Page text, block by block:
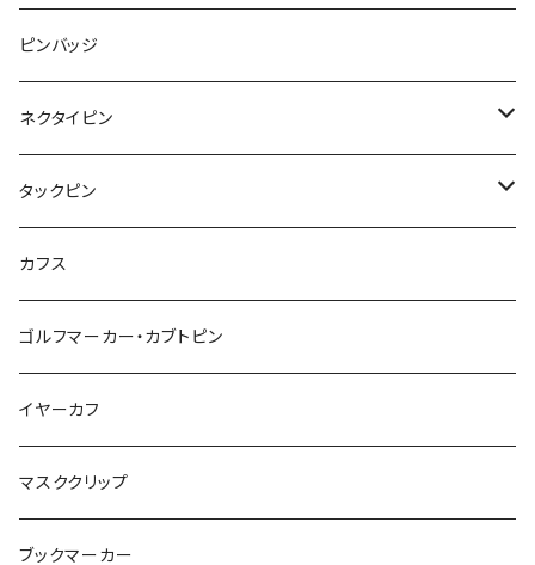
こいのぼり
マーブル
カメオ
星
鳥
マーブル
こいのぼり
てんとう虫
鳥
食品
ハロウィン
カモフラージュ
square
天使
リボン
レッサーパンダ
ブタ
星
lip
フルーツ
アイスクリーム
マーブル
音楽
カメオ
ハート
モザイク
羊
牛
カメ
イルカ
カエル
雲
月
惑星
星
こいのぼり
カメラ
音楽
バイオリン
カメオ
バルーン
マーメイド
モザイク
ハート
アルファベット
ハロウィン
紐
鳥
バルーン
マーブル
リボン
マーブル
鳥
星
アルファベット
ハロウィン
カメオ
2トーン
ピンバッジ
ネクタイピン
結び
スクエア
タックピン
結び
カフス
ゴルフマーカー・カブトピン
イヤーカフ
マスククリップ
ブックマーカー